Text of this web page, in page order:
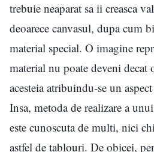
trebuie neaparat sa ii creasca
deoarece canvasul, dupa cum
material special. O imagine
material nu poate deveni
acesteia atribuindu-se un
Insa, metoda de realizare a
este cunoscuta de multi, nici
astfel de tablouri. De obicei,